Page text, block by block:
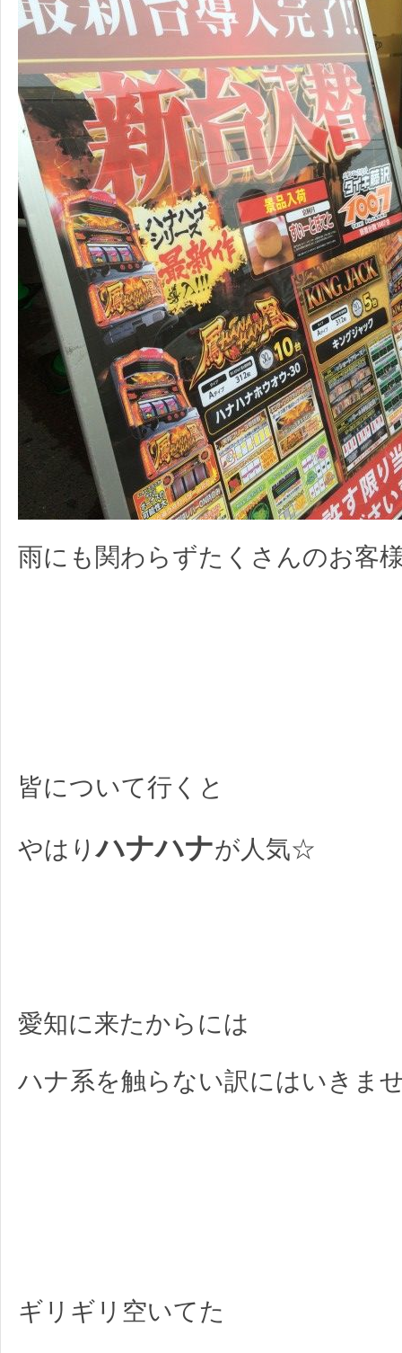
雨にも関わらずたくさんのお客
皆について行くと
やはりハナハナが人気☆
愛知に来たからには
ハナ系を触らない訳にはいきま
ギリギリ空いてた